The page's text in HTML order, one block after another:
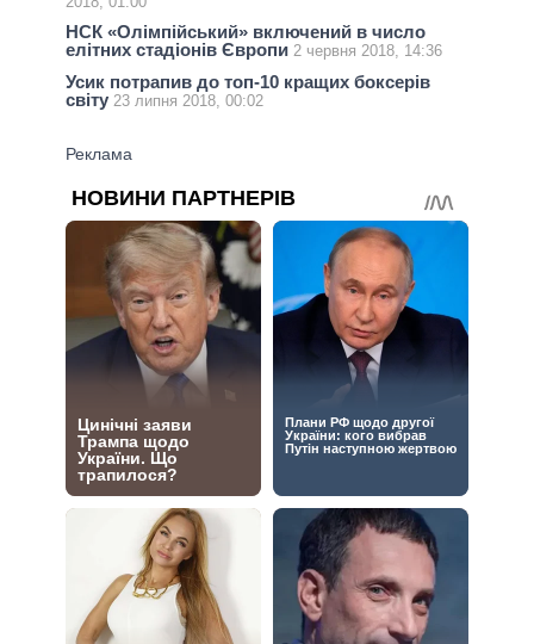
НСК «Олімпійський» включений в число
елітних стадіонів Європи 2 червня 2018, 14:36
Усик потрапив до топ-10 кращих боксерів
світу 23 липня 2018, 00:02